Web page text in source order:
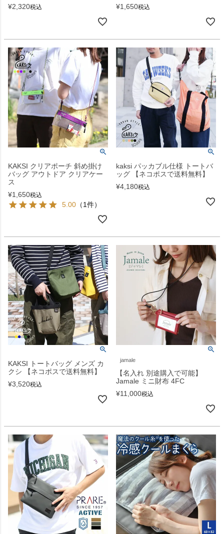
¥2,320税込
¥1,650税込
KAKSI クリアポーチ 斜め掛け
バッグ アウトドア クリアケー
ス
¥1,650税込
5.00 （1件）
kaksi パッカブル仕様 トートバ
ッグ 【ネコポスで送料無料】
¥4,180税込
KAKSI トートバッグ メンズ カ
クシ 【ネコポスで送料無料】
¥3,520税込
jamale
【名入れ 別途購入で可能】
Jamale ミニ財布 4FC
¥11,000税込